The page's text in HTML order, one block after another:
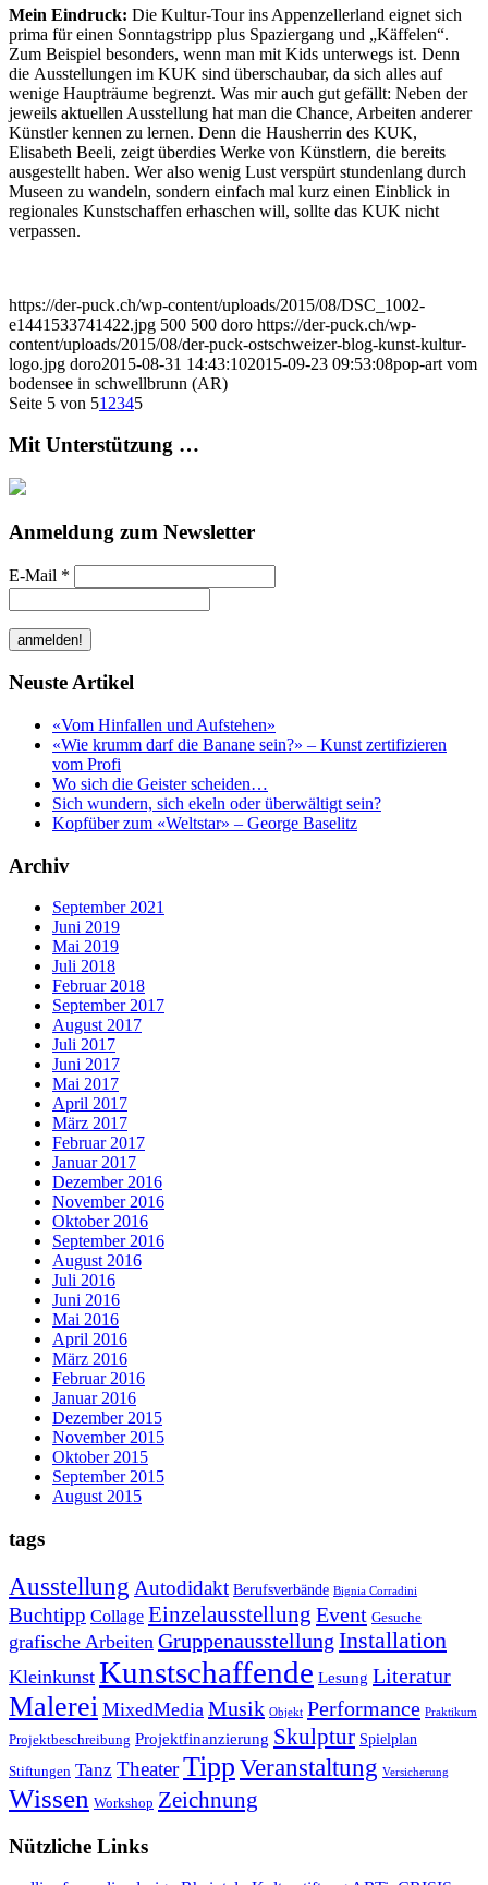
Mein Eindruck: Die Kultur-Tour ins Appenzellerland eignet sich
prima für einen Sonntagstripp plus Spaziergang und „Käffelen“.
Zum Beispiel besonders, wenn man mit Kids unterwegs ist. Denn
die Ausstellungen im KUK sind überschaubar, da sich alles auf
wenige Haupträume begrenzt. Was mir auch gut gefällt: Neben der
jeweils aktuellen Ausstellung hat man die Chance, Arbeiten anderer
Künstler kennen zu lernen. Denn die Hausherrin des KUK,
Elisabeth Beeli, zeigt überdies Werke von Künstlern, die bereits
ausgestellt haben. Wer also wenig Lust verspürt stundenlang durch
Museen zu wandeln, sondern einfach mal kurz einen Einblick in
regionales Kunstschaffen erhaschen will, sollte das KUK nicht
verpassen.
https://der-puck.ch/wp-content/uploads/2015/08/DSC_1002-
e1441533741422.jpg 500 500 doro https://der-puck.ch/wp-
content/uploads/2015/08/der-puck-ostschweizer-blog-kunst-kultur-
logo.jpg doro2015-08-31 14:43:102015-09-23 09:53:08pop-art vom
bodensee in schwellbrunn (AR)
Seite 5 von 51 2345
Mit Unterstützung …
Anmeldung zum Newsletter
E-Mail *
Neuste Artikel
«Vom Hinfallen und Aufstehen»
«Wie krumm darf die Banane sein?» – Kunst zertifizieren
vom Profi
Wo sich die Geister scheiden…
Sich wundern, sich ekeln oder überwältigt sein?
Kopfüber zum «Weltstar» – George Baselitz
Archiv
September 2021
Juni 2019
Mai 2019
Juli 2018
Februar 2018
September 2017
August 2017
Juli 2017
Juni 2017
Mai 2017
April 2017
März 2017
Februar 2017
Januar 2017
Dezember 2016
November 2016
Oktober 2016
September 2016
August 2016
Juli 2016
Juni 2016
Mai 2016
April 2016
März 2016
Februar 2016
Januar 2016
Dezember 2015
November 2015
Oktober 2015
September 2015
August 2015
tags
Ausstellung Autodidakt Berufsverbände Bignia Corradini
Buchtipp Collage Einzelausstellung Event Gesuche
grafische Arbeiten Gruppenausstellung Installation
Kleinkunst Kunstschaffende Lesung Literatur
Malerei MixedMedia Musik Objekt Performance Praktikum
Projektbeschreibung Projektfinanzierung Skulptur Spielplan
Stiftungen Tanz TheaterTippVeranstaltung Versicherung
Wissen Workshop Zeichnung
Nützliche Links